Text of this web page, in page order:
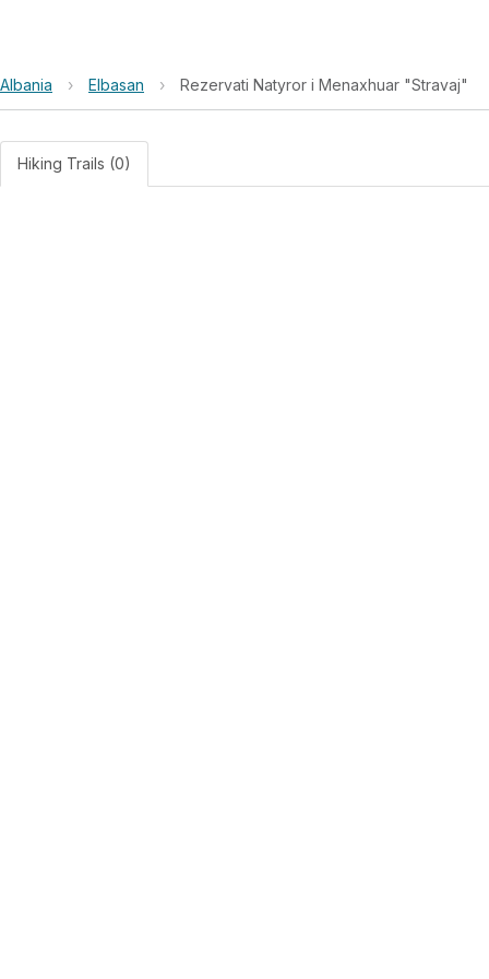
Albania › Elbasan › Rezervati Natyror i Menaxhuar "Stravaj"
Hiking Trails (0)